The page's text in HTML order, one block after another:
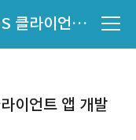
뷰티서비스 O2O플랫폼 IOS 클라이언트 앱 개발
이언트 앱 개발